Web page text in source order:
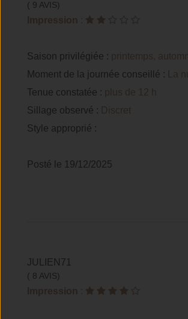
( 9 AVIS)
Impression :
Saison privilégiée : printemps,
Moment de la journée conseillé :
La
Tenue constatée : plus de 12 h
Sillage observé : Discret
Style approprié :
Posté le 19/12/2025
JULIEN71
( 8 AVIS)
Impression :